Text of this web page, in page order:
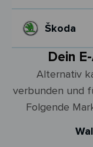
Škoda
Dein
Alternativ
verbunden und
Folgende